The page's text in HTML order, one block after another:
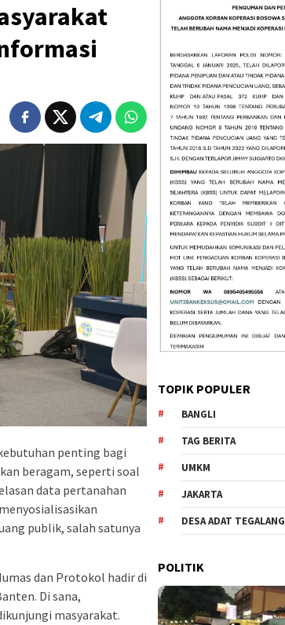
penting bagi
beragam, seperti soal
data pertanahan
publik, salah satunya
dan Protokol hadir di
Di sana,
masyarakat.
TOPIK POPULER
BANGLI
TAG BERITA
UMKM
JAKARTA
DESA ADAT TEGALANG
POLITIK